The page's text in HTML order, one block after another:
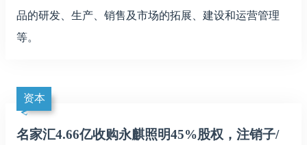
品的研发、生产、销售及市场的拓展、建设和运营管理
等。
资本
名家汇4.66亿收购永麒照明45%股权，注销子/